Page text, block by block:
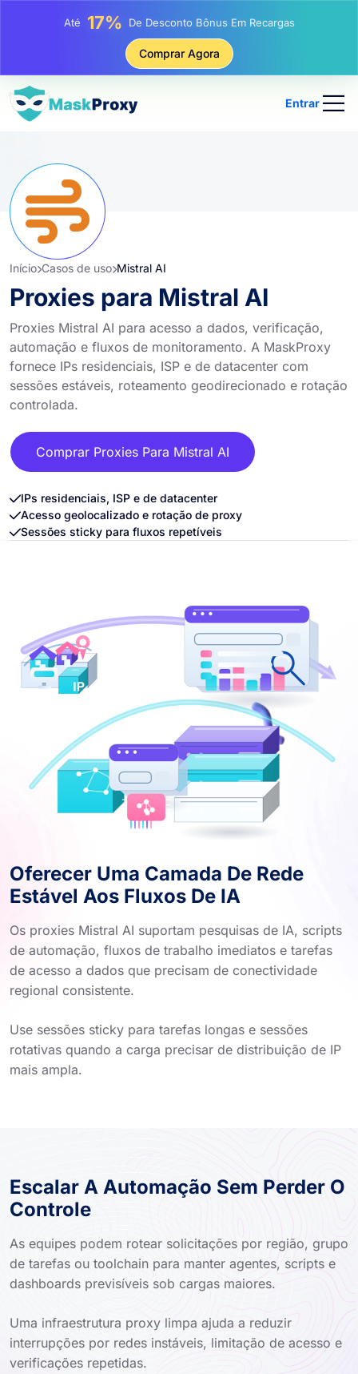
Até25%Desconto Em Compras Estáticas De IP
Desconto Em Compras Rotativas De IP
Comprar Agora
Entrar
Início Casos de uso Mistral AI
Proxies para Mistral AI
Proxies Mistral AI para acesso a dados, verificação,
automação e fluxos de monitoramento. A MaskProxy
fornece IPs residenciais, ISP e de datacenter com
sessões estáveis, roteamento geodirecionado e rotação
controlada.
Comprar Proxies Para Mistral AI
IPs residenciais, ISP e de datacenter
Acesso geolocalizado e rotação de proxy
Sessões sticky para fluxos repetíveis
Oferecer Uma Camada De Rede
Estável Aos Fluxos De IA
Os proxies Mistral AI suportam pesquisas de IA, scripts
de automação, fluxos de trabalho imediatos e tarefas
de acesso a dados que precisam de conectividade
regional consistente.
Use sessões sticky para tarefas longas e sessões
rotativas quando a carga precisar de distribuição de IP
mais ampla.
Escalar A Automação Sem Perder O
Controle
As equipes podem rotear solicitações por região, grupo
de tarefas ou toolchain para manter agentes, scripts e
dashboards previsíveis sob cargas maiores.
Uma infraestrutura proxy limpa ajuda a reduzir
interrupções por redes instáveis, limitação de acesso e
verificações repetidas.